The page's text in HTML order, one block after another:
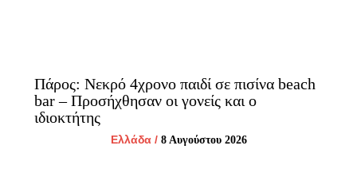
Πάρος: Νεκρό 4χρονο παιδί σε πισίνα beach
bar – Προσήχθησαν οι γονείς και ο
ιδιοκτήτης
Ελλάδα/ 8 Αυγούστου 2026